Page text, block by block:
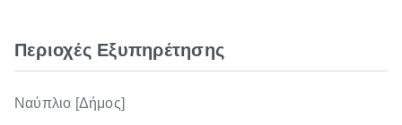
Περιοχές Εξυπηρέτησης
Ναύπλιο [Δήμος]